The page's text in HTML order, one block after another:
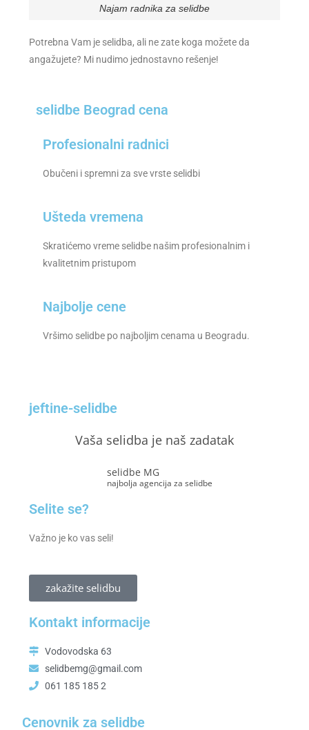
jeftine-selidbe
Vaša selidba je naš zadatak
selidbe MG
najbolja agencija za selidbe
Selite se?
Važno je ko vas seli!
zakažite selidbu
Kontakt informacije
Vodovodska 63
selidbemg@gmail.com
061 185 185 2
Najam radnika za selidbe
Potrebna Vam je selidba, ali ne zate koga možete da
angažujete? Mi nudimo jednostavno rešenje!
selidbe Beograd cena
Profesionalni radnici
Obučeni i spremni za sve vrste selidbi
Ušteda vremena
Skratićemo vreme selidbe našim profesionalnim i
kvalitetnim pristupom
Najbolje cene
Vršimo selidbe po najboljim cenama u Beogradu.
Cenovnik za selidbe